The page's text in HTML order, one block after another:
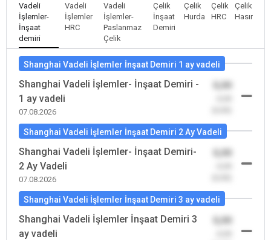
Vadeli
İşlemler-
İnşaat
demiri
Vadeli
İşlemler
HRC
Vadeli
İşlemler-
Paslanmaz
Çelik
Çelik
İnşaat
Demiri
Çelik
Hurda
Çelik
HRC
Çelik
Hasır
Shanghai Vadeli İşlemler İnşaat Demiri 1 ay vadeli
Shanghai Vadeli İşlemler- İnşaat Demiri -
1 ay vadeli
07.08.2026
Shanghai Vadeli İşlemler İnşaat Demiri 2 Ay Vadeli
Shanghai Vadeli İşlemler- İnşaat Demiri-
2 Ay Vadeli
07.08.2026
Shanghai Vadeli İşlemler İnşaat Demiri 3 ay vadeli
Shanghai Vadeli İşlemler İnşaat Demiri 3
ay vadeli